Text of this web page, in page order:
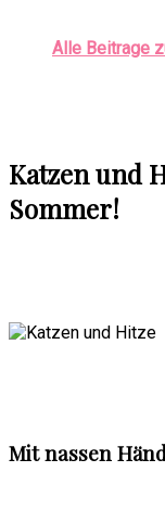
Alle Beitrage
Katzen und
Sommer!
Mit nassen